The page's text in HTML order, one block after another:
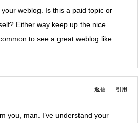
weblog. Is this a paid topic or
Either way keep up the nice
to see a great weblog like
返信 引用
you, man. I’ve understand your